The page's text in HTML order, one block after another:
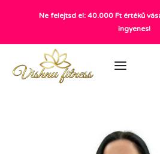
+36 20 372
info@vishnu.hu
Ne felejtsd el: 40.000 Ft értékű
ingyenes!